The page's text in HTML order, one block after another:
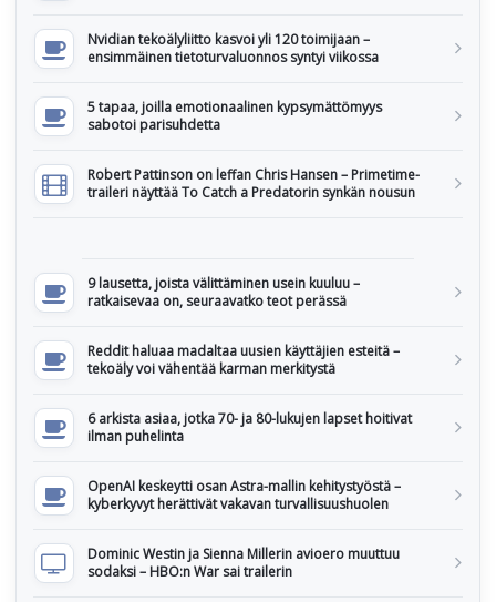
Nvidian tekoälyliitto kasvoi yli 120 toimijaan –
ensimmäinen tietoturvaluonnos syntyi viikossa
5 tapaa, joilla emotionaalinen kypsymättömyys
sabotoi parisuhdetta
Robert Pattinson on leffan Chris Hansen – Primetime-
traileri näyttää To Catch a Predatorin synkän nousun
9 lausetta, joista välittäminen usein kuuluu –
ratkaisevaa on, seuraavatko teot perässä
Reddit haluaa madaltaa uusien käyttäjien esteitä –
tekoäly voi vähentää karman merkitystä
6 arkista asiaa, jotka 70- ja 80-lukujen lapset hoitivat
ilman puhelinta
OpenAI keskeytti osan Astra-mallin kehitystyöstä –
kyberkyvyt herättivät vakavan turvallisuushuolen
Dominic Westin ja Sienna Millerin avioero muuttuu
sodaksi – HBO:n War sai trailerin